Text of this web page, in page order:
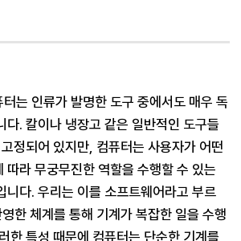
터는 인류가 발명한 도구 중에서도 매우 독
다. 칼이나 냉장고 같은 일반적인 도구들
정되어 있지만, 컴퓨터는 사용자가 어떤
따라 무궁무진한 역할을 수행할 수 있는
니다. 우리는 이를 소프트웨어라고 부르
한 체계를 통해 기계가 복잡한 일을 수행
한 특성 때문에 컴퓨터는 단순한 기계를